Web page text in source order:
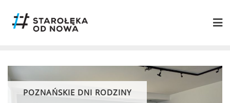
POZNAŃSKIE DNI RODZINY